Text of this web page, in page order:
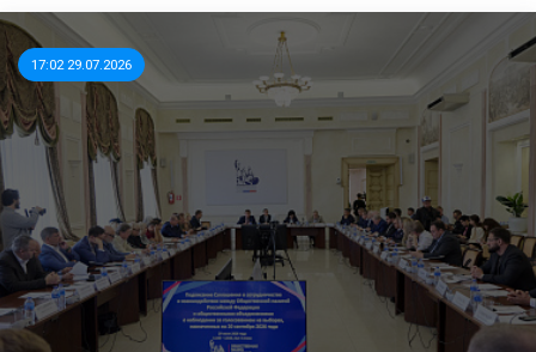
17:02 29.07.2026